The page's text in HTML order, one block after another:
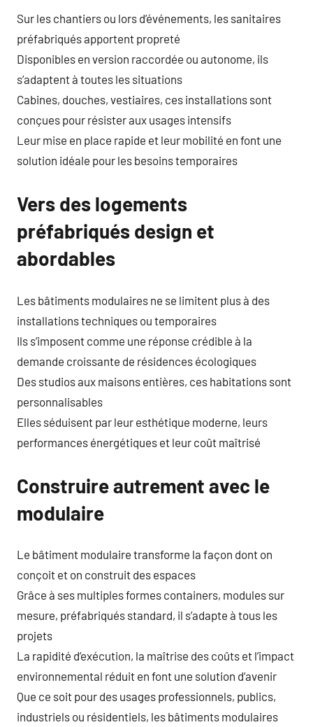
Sur les chantiers ou lors d’événements, les sanitaires
préfabriqués apportent propreté
Disponibles en version raccordée ou autonome, ils
s’adaptent à toutes les situations
Cabines, douches, vestiaires, ces installations sont
conçues pour résister aux usages intensifs
Leur mise en place rapide et leur mobilité en font une
solution idéale pour les besoins temporaires
Vers des logements
préfabriqués design et
abordables
Les bâtiments modulaires ne se limitent plus à des
installations techniques ou temporaires
Ils s’imposent comme une réponse crédible à la
demande croissante de résidences écologiques
Des studios aux maisons entières, ces habitations sont
personnalisables
Elles séduisent par leur esthétique moderne, leurs
performances énergétiques et leur coût maîtrisé
Construire autrement avec le
modulaire
Le bâtiment modulaire transforme la façon dont on
conçoit et on construit des espaces
Grâce à ses multiples formes containers, modules sur
mesure, préfabriqués standard, il s’adapte à tous les
projets
La rapidité d’exécution, la maîtrise des coûts et l’impact
environnemental réduit en font une solution d’avenir
Que ce soit pour des usages professionnels, publics,
industriels ou résidentiels, les bâtiments modulaires